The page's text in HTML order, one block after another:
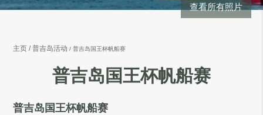
查看所有照片
主页 普吉岛活动 普吉岛国王杯帆船赛
普吉岛国王杯帆船赛
普吉岛国王杯帆船赛